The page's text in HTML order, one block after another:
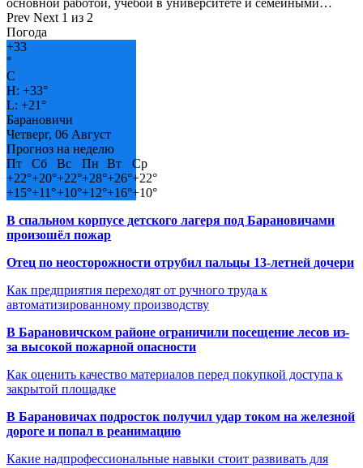
Prev Next 1 из 2
Погода
+33
°
C
H: +33°
L: +21°
Барановичи
Четверг, 06 Август
Прогноз на неделю
Пт
Сб Вс Пн Вт
Ср
+22°+20°+22°+28°+26°+22°
+15°+11°+10°+12°+16°+10°
В спальном корпусе детского лагеря под Барановичами
произошёл пожар
Отец по неосторожности отрубил пальцы 13-летней дочери
Как предприятия переходят от ручного труда к
автоматизированному производству
В Барановичском районе ограничили посещение лесов из-
за высокой пожарной опасности
Как оценить качество материалов перед покупкой доступа к
закрытой площадке
В Барановичах подросток получил удар током на железной
дороге и попал в реанимацию
Какие надпрофессиональные навыки стоит развивать для